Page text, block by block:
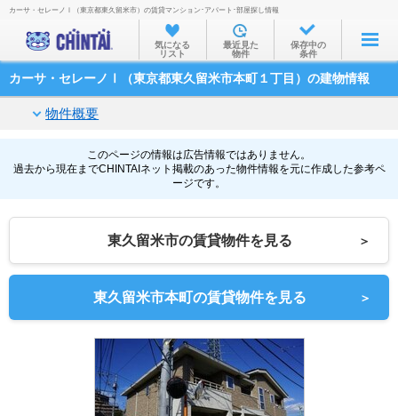
お部屋を探す
沿線・駅から
通勤通学時間から
物件特集から
不動産会社から
TOP
カーサ・セレーノⅠ（東京都東久留米市）の賃貸マンション･アパート･部屋探し情報
気になる
リスト
最近見た
物件
保存中の
条件
カーサ・セレーノⅠ（東京都東久留米市本町１丁目）の建物情報
物件概要
このページの情報は広告情報ではありません。
過去から現在までCHINTAIネット掲載のあった物件情報を元に作成した参考ペ
ージです。
東久留米市の賃貸物件を見る ＞
東久留米市本町の賃貸物件を見る ＞